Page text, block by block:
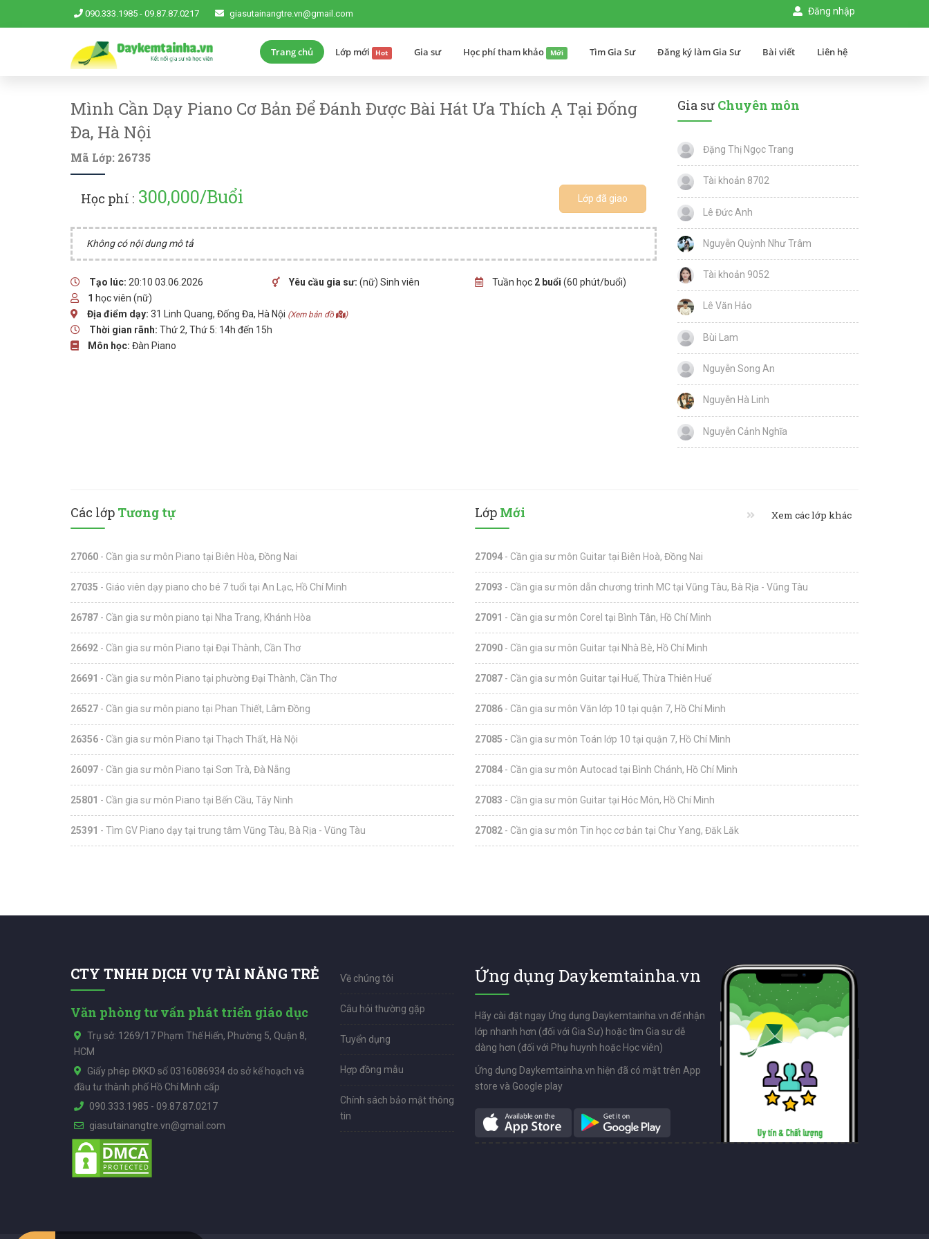
090.333.1985 - 09.87.87.0217 giasutainangtre.vn@gmail.com Đăng nhập
Trang chủ Lớp mới Hot Gia sư Học phí tham khảo Mới Tìm Gia Sư Đăng ký làm Gia Sư Bài viết Liên hệ
Mình Cần Dạy Piano Cơ Bản Để Đánh Được Bài Hát Ưa Thích Ạ Tại Đống
Đa, Hà Nội
Mã Lớp: 26735
Học phí : 300,000/Buổi Lớp đã giao
Không có nội dung mô tả
Tạo lúc: 20:10 03.06.2026 Yêu cầu gia sư: (nữ) Sinh viên Tuần học 2 buổi (60 phút/buổi)
1 học viên (nữ)
Địa điểm dạy: 31 Linh Quang, Đống Đa, Hà Nội (Xem bản đồ )
Thời gian rãnh: Thứ 2, Thứ 5: 14h đến 15h
Môn học: Đàn Piano
Gia sư Chuyên môn
Đặng Thị Ngọc Trang
Tài khoản 8702
Lê Đức Anh
Nguyễn Quỳnh Như Trâm
Tài khoản 9052
Lê Văn Hảo
Bùi Lam
Nguyễn Song An
Nguyễn Hà Linh
Nguyễn Cảnh Nghĩa
Các lớp Tương tự
27060 - Cần gia sư môn Piano tại Biên Hòa, Đồng Nai
27035 - Giáo viên dạy piano cho bé 7 tuổi tại An Lạc, Hồ Chí Minh
26787 - Cần gia sư môn piano tại Nha Trang, Khánh Hòa
26692 - Cần gia sư môn Piano tại Đại Thành, Cần Thơ
26691 - Cần gia sư môn Piano tại phường Đại Thành, Cần Thơ
26527 - Cần gia sư môn piano tại Phan Thiết, Lâm Đồng
26356 - Cần gia sư môn Piano tại Thạch Thất, Hà Nội
26097 - Cần gia sư môn Piano tại Sơn Trà, Đà Nẵng
25801 - Cần gia sư môn Piano tại Bến Cầu, Tây Ninh
25391 - Tìm GV Piano dạy tại trung tâm Vũng Tàu, Bà Rịa - Vũng Tàu
Lớp Mới Xem các lớp khác
27094 - Cần gia sư môn Guitar tại Biên Hoà, Đồng Nai
27093 - Cần gia sư môn dẫn chương trình MC tại Vũng Tàu, Bà Rịa - Vũng Tàu
27091 - Cần gia sư môn Corel tại Bình Tân, Hồ Chí Minh
27090 - Cần gia sư môn Guitar tại Nhà Bè, Hồ Chí Minh
27087 - Cần gia sư môn Guitar tại Huế, Thừa Thiên Huế
27086 - Cần gia sư môn Văn lớp 10 tại quận 7, Hồ Chí Minh
27085 - Cần gia sư môn Toán lớp 10 tại quận 7, Hồ Chí Minh
27084 - Cần gia sư môn Autocad tại Bình Chánh, Hồ Chí Minh
27083 - Cần gia sư môn Guitar tại Hóc Môn, Hồ Chí Minh
27082 - Cần gia sư môn Tin học cơ bản tại Chư Yang, Đăk Lăk
CTY TNHH DỊCH VỤ TÀI NĂNG TRẺ
Văn phòng tư vấn phát triển giáo dục
Trụ sở: 1269/17 Phạm Thế Hiển, Phường 5, Quận 8,
HCM
Giấy phép ĐKKD số 0316086934 do sở kế hoạch và
đầu tư thành phố Hồ Chí Minh cấp
090.333.1985 - 09.87.87.0217
giasutainangtre.vn@gmail.com
Về chúng tôi
Câu hỏi thường gặp
Tuyển dụng
Hợp đồng mẫu
Chính sách bảo mật thông
tin
Ứng dụng Daykemtainha.vn
Hãy cài đặt ngay Ứng dụng Daykemtainha.vn để nhận
lớp nhanh hơn (đối với Gia Sư) hoặc tìm Gia sư dễ
dàng hơn (đối với Phụ huynh hoặc Học viên)
Ứng dụng Daykemtainha.vn hiện đã có mặt trên App
store và Google play